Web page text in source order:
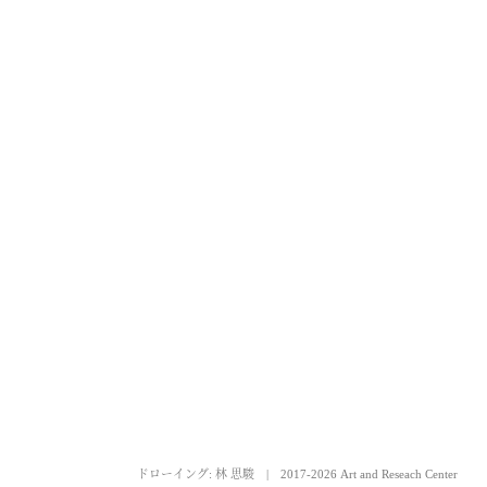
ドローイング: 林 思駿 2017-2026 Art and Reseach Center